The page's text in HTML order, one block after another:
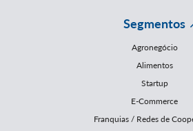
Segmentos
Agronegócio
Alimentos
Startup
E-Commerce
Franquias / Redes de